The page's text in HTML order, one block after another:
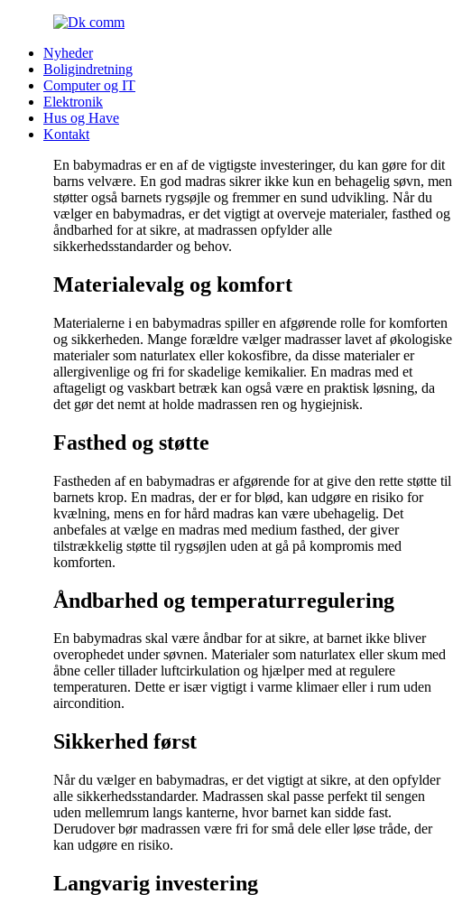
Nyheder
Boligindretning
Computer og IT
Elektronik
Hus og Have
Kontakt
En babymadras er en af de vigtigste investeringer, du kan gøre for dit
barns velvære. En god madras sikrer ikke kun en behagelig søvn, men
støtter også barnets rygsøjle og fremmer en sund udvikling. Når du
vælger en babymadras, er det vigtigt at overveje materialer, fasthed og
åndbarhed for at sikre, at madrassen opfylder alle
sikkerhedsstandarder og behov.
Materialevalg og komfort
Materialerne i en babymadras spiller en afgørende rolle for komforten
og sikkerheden. Mange forældre vælger madrasser lavet af økologiske
materialer som naturlatex eller kokosfibre, da disse materialer er
allergivenlige og fri for skadelige kemikalier. En madras med et
aftageligt og vaskbart betræk kan også være en praktisk løsning, da
det gør det nemt at holde madrassen ren og hygiejnisk.
Fasthed og støtte
Fastheden af en babymadras er afgørende for at give den rette støtte til
barnets krop. En madras, der er for blød, kan udgøre en risiko for
kvælning, mens en for hård madras kan være ubehagelig. Det
anbefales at vælge en madras med medium fasthed, der giver
tilstrækkelig støtte til rygsøjlen uden at gå på kompromis med
komforten.
Åndbarhed og temperaturregulering
En babymadras skal være åndbar for at sikre, at barnet ikke bliver
overophedet under søvnen. Materialer som naturlatex eller skum med
åbne celler tillader luftcirkulation og hjælper med at regulere
temperaturen. Dette er især vigtigt i varme klimaer eller i rum uden
aircondition.
Sikkerhed først
Når du vælger en babymadras, er det vigtigt at sikre, at den opfylder
alle sikkerhedsstandarder. Madrassen skal passe perfekt til sengen
uden mellemrum langs kanterne, hvor barnet kan sidde fast.
Derudover bør madrassen være fri for små dele eller løse tråde, der
kan udgøre en risiko.
Langvarig investering